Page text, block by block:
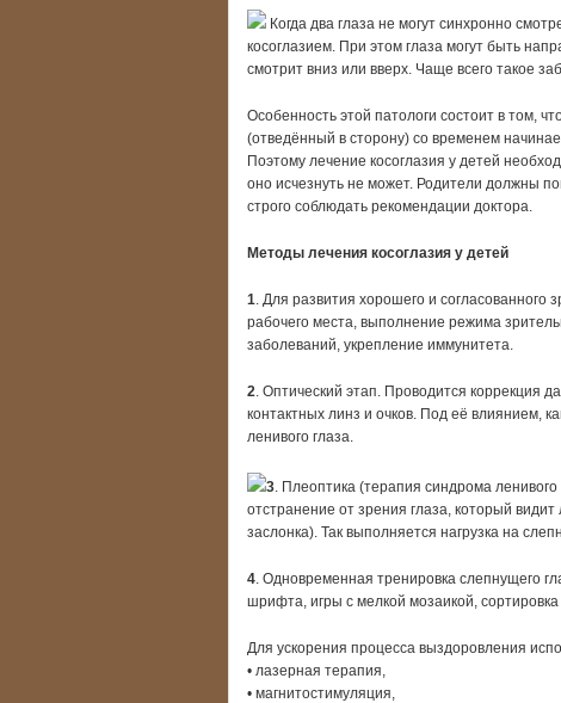
Когда два глаза не могут синхронно
косоглазием. При этом глаза могут быть
смотрит вниз или вверх. Чаще всего такое
Особенность этой патологи состоит в том,
(отведённый в сторону) со временем
Поэтому лечение косоглазия у детей
оно исчезнуть не может. Родители должны
строго соблюдать рекомендации доктора.
Методы лечения косоглазия у детей
1. Для развития хорошего и
рабочего места, выполнение режима
заболеваний, укрепление иммунитета.
2. Оптический этап. Проводится коррекция
контактных линз и очков. Под её влиянием,
ленивого глаза.
3. Плеоптика (терапия синдрома
отстранение от зрения глаза, который
заслонка). Так выполняется нагрузка на
4. Одновременная тренировка слепнущего
шрифта, игры с мелкой мозаикой, сортировка
Для ускорения процесса выздоровления
• лазерная терапия,
• магнитостимуляция,